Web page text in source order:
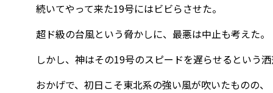
続いてやって来た19号にはビビらさせた。
超ド級の台風という脅かしに、最悪は中止も考えた。
しかし、神はその19号のスピードを遅らせるという洒
おかげで、初日こそ東北系の強い風が吹いたものの、